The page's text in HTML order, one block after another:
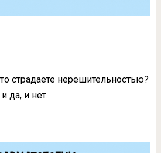
страдаете нерешительностью?
да, и нет.